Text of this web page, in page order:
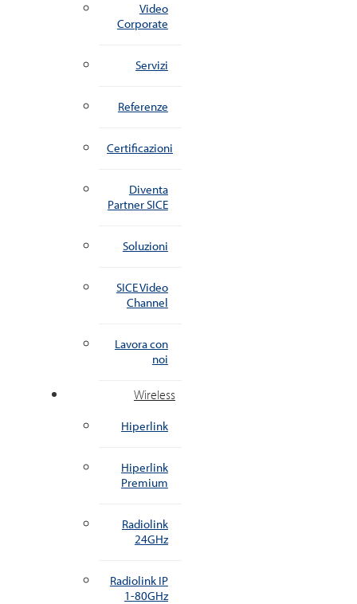
Video
Corporate
Servizi
Referenze
Certificazioni
Diventa
Partner SICE
Soluzioni
SICE Video
Channel
Lavora con
noi
Wireless
Hiperlink
Hiperlink
Premium
Radiolink
24GHz
Radiolink IP
1-80GHz